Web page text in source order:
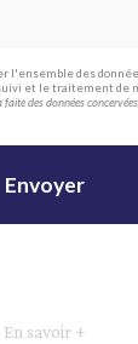
l'ensemble des
et le traitement de
des données
En savoir +